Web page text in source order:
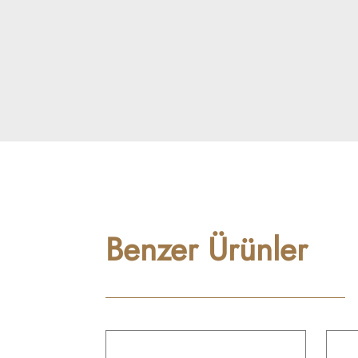
Benzer Ürünler